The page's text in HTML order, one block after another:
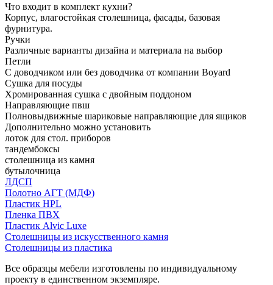
Что входит в комплект кухни?
Корпус, влагостойкая столешница, фасады, базовая
фурнитура.
Ручки
Различные варианты дизайна и материала на выбор
Петли
С доводчиком или без доводчика от компании Boyard
Сушка для посуды
Хромированная сушка с двойным поддоном
Направляющие пвш
Полновыдвижные шариковые направляющие для ящиков
Дополнительно можно установить
лоток для стол. приборов
тандембоксы
столешница из камня
бутылочница
ЛДСП
Полотно АГТ (МДФ)
Пластик HPL
Пленка ПВХ
Пластик Alvic Luxe
Столешницы из искусственного камня
Столешницы из пластика
Все образцы мебели изготовлены по индивидуальному
проекту в единственном экземпляре.